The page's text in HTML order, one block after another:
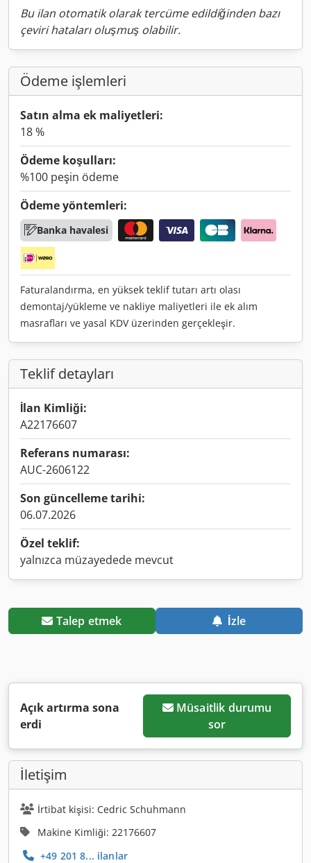
Bu ilan otomatik olarak tercüme edildiğinden bazı
çeviri hataları oluşmuş olabilir.
Ödeme işlemleri
Satın alma ek maliyetleri:
18 %
Ödeme koşulları:
%100 peşin ödeme
Ödeme yöntemleri:
Banka havalesi
Faturalandırma, en yüksek teklif tutarı artı olası
demontaj/yükleme ve nakliye maliyetleri ile ek alım
masrafları ve yasal KDV üzerinden gerçekleşir.
Teklif detayları
İlan Kimliği:
A22176607
Referans numarası:
AUC-2606122
Son güncelleme tarihi:
06.07.2026
Özel teklif:
yalnızca müzayedede mevcut
Talep etmek İzle
Açık artırma sona
erdi
Müsaitlik durumu
sor
İletişim
İrtibat kişisi: Cedric Schuhmann
Makine Kimliği: 22176607
+49 201 8... ilanlar